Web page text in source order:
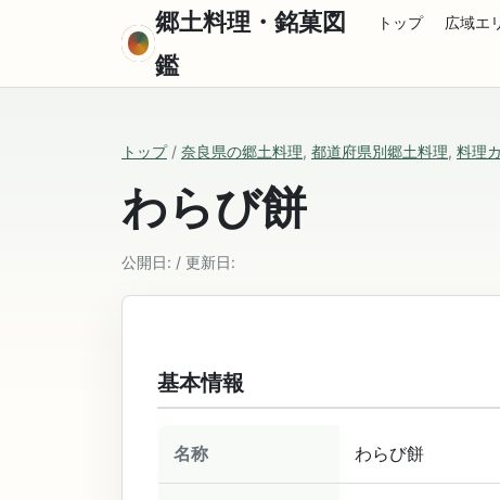
郷土料理・銘菓図
鑑
トップ 広域エ
トップ/ 奈良県の郷土料理, 都道府県別郷土料理, 料理
わらび餅
公開日: / 更新日:
基本情報
名称 わらび餅